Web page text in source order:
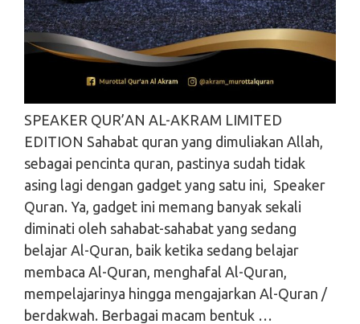
SPEAKER QUR’AN AL-AKRAM LIMITED
EDITION Sahabat quran yang dimuliakan Allah,
sebagai pencinta quran, pastinya sudah tidak
asing lagi dengan gadget yang satu ini, Speaker
Quran. Ya, gadget ini memang banyak sekali
diminati oleh sahabat-sahabat yang sedang
belajar Al-Quran, baik ketika sedang belajar
membaca Al-Quran, menghafal Al-Quran,
mempelajarinya hingga mengajarkan Al-Quran /
berdakwah. Berbagai macam bentuk …